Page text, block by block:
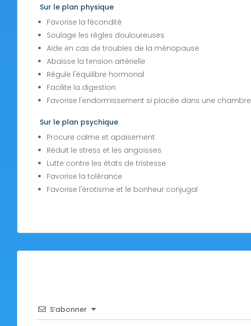
Sur le plan physique
Favorise la fécondité
Soulage les règles douloureuses
Aide en cas de troubles de la ménopause
Abaisse la tension artérielle
Régule l'équilibre hormonal
Facilite la digestion
Favorise l'endormissement si placée dans une chambre
Sur le plan psychique
Procure calme et apaisement
Réduit le stress et les angoisses
Lutte contre les états de tristesse
Favorise la tolérance
Favorise l'érotisme et le bonheur conjugal
S’abonner